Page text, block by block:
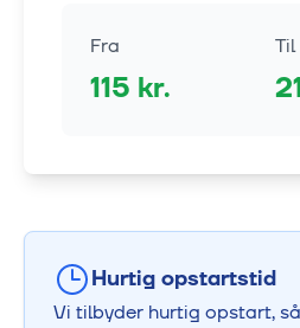
Fra
115 kr.
Til
Hurtig opstartstid
Vi tilbyder hurtig opstart,